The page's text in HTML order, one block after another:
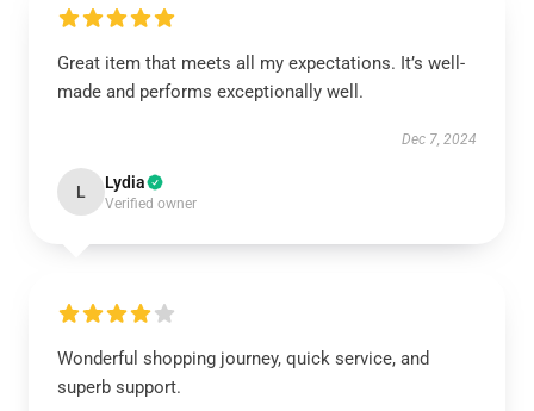
Great item that meets all my expectations. It’s well-
made and performs exceptionally well.
Dec 7, 2024
L Lydia
Verified owner
Wonderful shopping journey, quick service, and
superb support.